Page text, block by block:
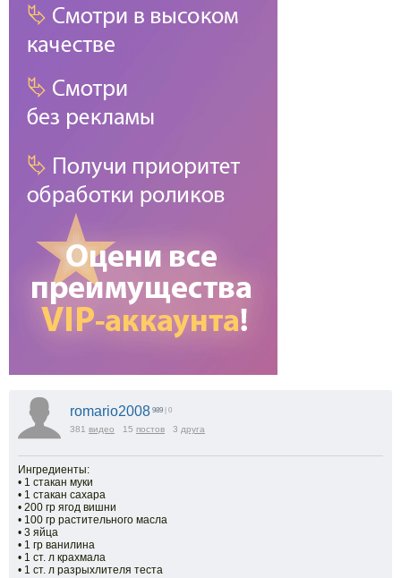
romario2008 989 | 0
381 видео 15 постов 3 друга
Ингредиенты:
• 1 стакан муки
• 1 стакан сахара
• 200 гр ягод вишни
• 100 гр растительного масла
• 3 яйца
• 1 гр ванилина
• 1 ст. л крахмала
• 1 ст. л разрыхлителя теста